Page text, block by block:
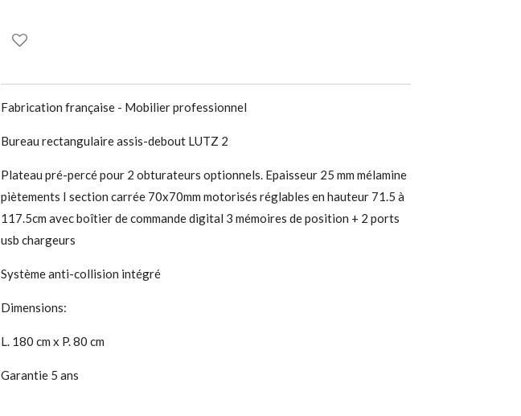
Fabrication française - Mobilier professionnel
Bureau rectangulaire assis-debout LUTZ 2
Plateau pré-percé pour 2 obturateurs optionnels. Epaisseur 25 mm mélamine
piètements I section carrée 70x70mm motorisés réglables en hauteur 71.5 à
117.5cm avec boîtier de commande digital 3 mémoires de position + 2 ports
usb chargeurs
Système anti-collision intégré
Dimensions:
L. 180 cm x P. 80 cm
Garantie 5 ans